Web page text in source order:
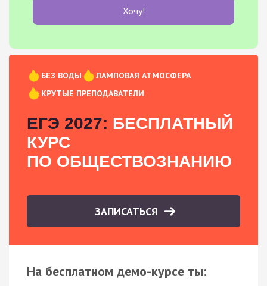
Хочу!
БЕЗ ВОДЫ
ЛАМПОВАЯ АТМОСФЕРА
КРУТЫЕ ПРЕПОДАВАТЕЛИ
ЕГЭ 2027: БЕСПЛАТНЫЙ
КУРС
ПО ОБЩЕСТВОЗНАНИЮ
ЗАПИСАТЬСЯ
На бесплатном демо-курсе ты: